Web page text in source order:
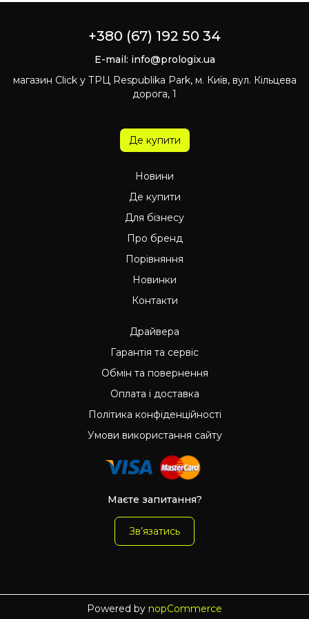
+380 (67) 192 50 34
E-mail: info@prologix.ua
магазин Click у ТРЦ Respublika Park, м. Київ, вул. Кільцева
дорога, 1
Де купити
Новини
Де купити
Для бізнесу
Про бренд
Порівняння
Новинки
Контакти
Драйвера
Гарантія та сервіс
Обмін та повернення
Оплата і доставка
Політика конфіденційності
Умови використання сайту
Маєте запитання?
Зв’язатись
Powered by nopCommerce